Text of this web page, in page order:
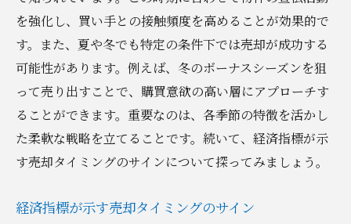
を強化し、買い手との接触頻度を高めることが効果的で
す。また、夏や冬でも特定の条件下では売却が成功する
可能性があります。例えば、冬のボーナスシーズンを狙
って売り出すことで、購買意欲の高い層にアプローチす
ることができます。重要なのは、各季節の特徴を活かし
た柔軟な戦略を立てることです。続いて、経済指標が示
す売却タイミングのサインについて探ってみましょう。
経済指標が示す売却タイミングのサイン